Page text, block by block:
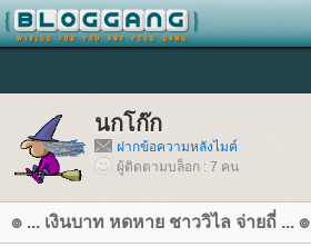
นกโก๊ก
ฝากข้อความหลังไมค์
ผู้ติดตามบล็อก : 7 คน
๏ ... เงินบาท หดหาย ชาววิไล จ่ายถี่ ... ๏